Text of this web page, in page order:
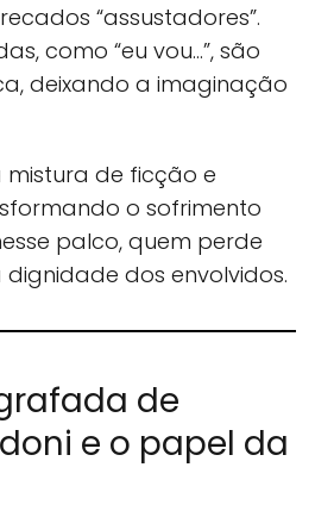
“assustadores”.
como “eu vou…”, são
deixando a imaginação
de ficção e
o sofrimento
palco, quem perde
dos envolvidos.
de
e o papel da